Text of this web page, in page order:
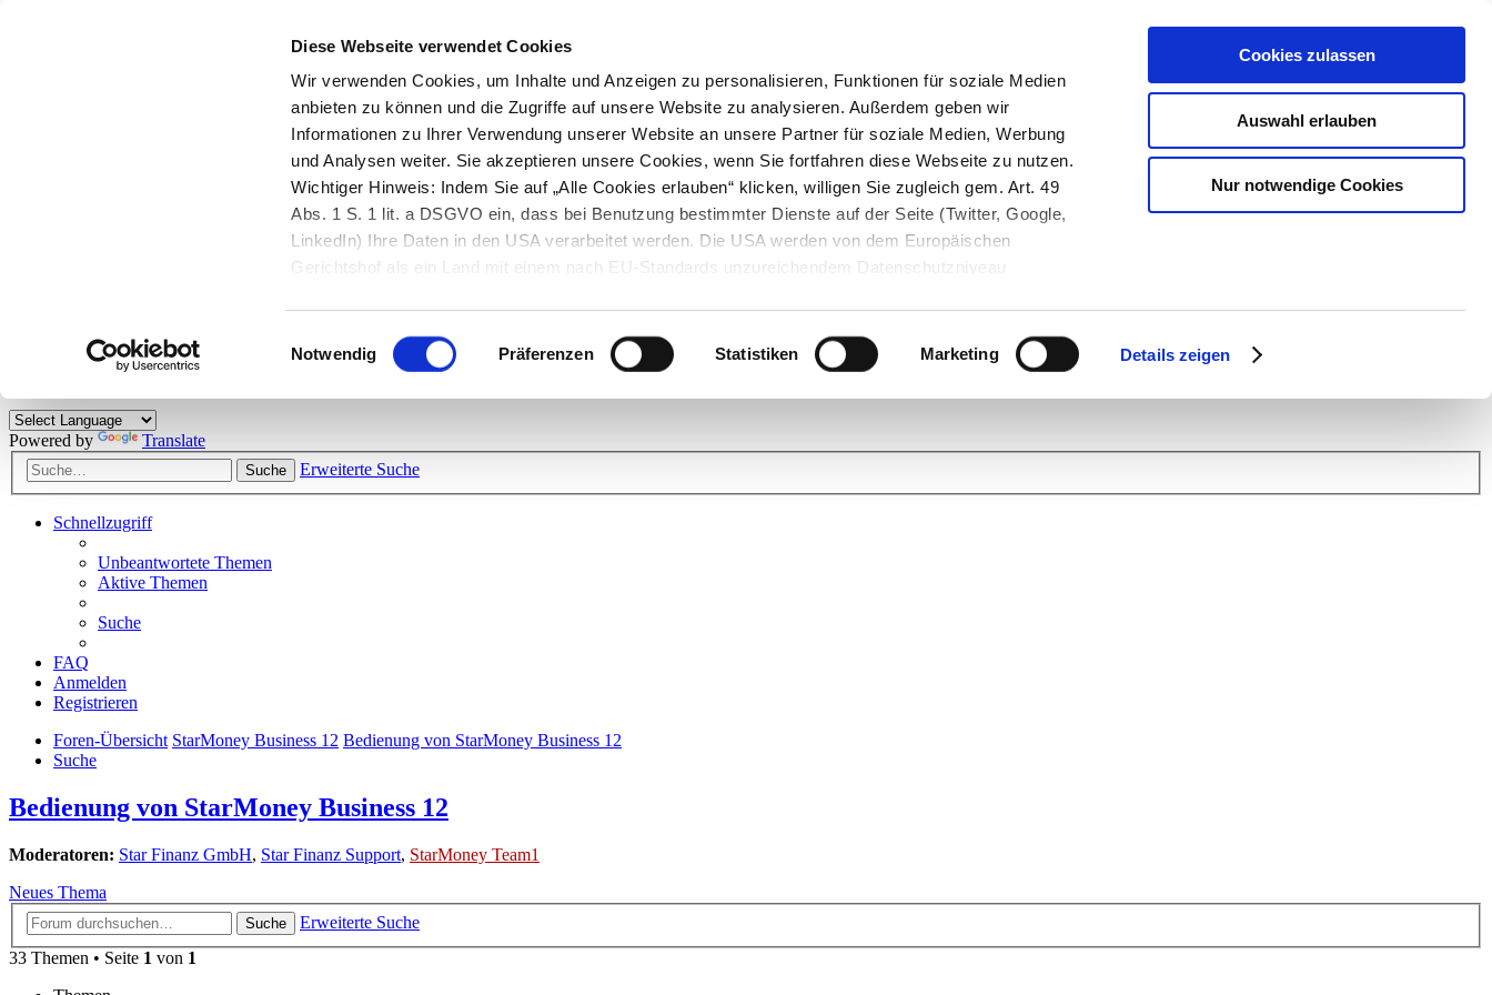
Diese Webseite verwendet Cookies
Wir verwenden Cookies, um Inhalte und Anzeigen zu personalisieren, Funktionen für soziale Medien
anbieten zu können und die Zugriffe auf unsere Website zu analysieren. Außerdem geben wir
Informationen zu Ihrer Verwendung unserer Website an unsere Partner für soziale Medien, Werbung
und Analysen weiter. Sie akzeptieren unsere Cookies, wenn Sie fortfahren diese Webseite zu nutzen.
Wichtiger Hinweis: Indem Sie auf „Alle Cookies erlauben“ klicken, willigen Sie zugleich gem. Art. 49
Abs. 1 S. 1 lit. a DSGVO ein, dass bei Benutzung bestimmter Dienste auf der Seite (Twitter, Google,
LinkedIn) Ihre Daten in den USA verarbeitet werden. Die USA werden von dem Europäischen
Gerichtshof als ein Land mit einem nach EU-Standards unzureichendem Datenschutzniveau
Einwilligungsauswahl
Notwendig Präferenzen Statistiken Marketing Details zeigen
Cookies zulassen
Auswahl erlauben
Nur notwendige Cookies
Herzlich willkommen!
Kunden viele nützliche Hilfestellungen und interessante Tipps und Tricks. Stellen Sie Ihre Fragen und helfen Sie mit Ihrem Wissen anderen weiter.
Powered by Translate
Suche Erweiterte Suche
Schnellzugriff
Unbeantwortete Themen
Aktive Themen
Suche
FAQ
Anmelden
Registrieren
Foren-Übersicht StarMoney Business 12 Bedienung von StarMoney Business 12
Suche
Bedienung von StarMoney Business 12
Moderatoren: Star Finanz GmbH, Star Finanz Support, StarMoney Team1
Neues Thema
Suche
Erweiterte Suche
33 Themen • Seite 1 von 1